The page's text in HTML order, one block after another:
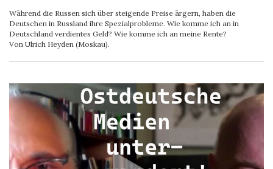
Während die Russen sich über steigende Preise ärgern, haben die
Deutschen in Russland ihre Spezialprobleme. Wie komme ich an in
Deutschland verdientes Geld? Wie komme ich an meine Rente?
Von Ulrich Heyden (Moskau).